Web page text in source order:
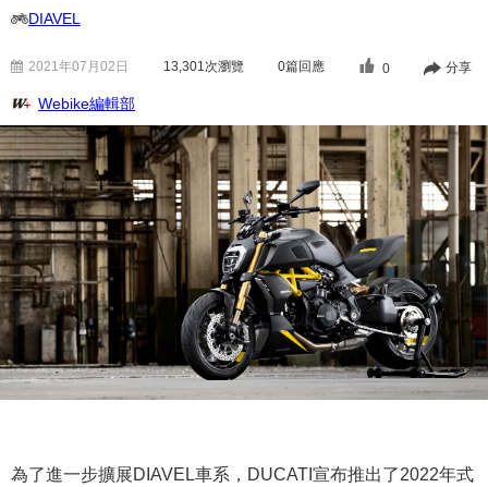
DIAVEL
2021年07月02日 13,301 次瀏覽 0篇回應 0 分享
Webike編輯部
為了進一步擴展DIAVEL車系，DUCATI宣布推出了2022年式